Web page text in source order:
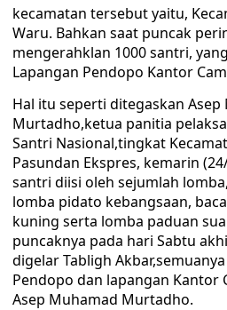
kecamatan tersebut yaitu,
Waru. Bahkan saat puncak
mengerahklan 1000 santri,
Lapangan Pendopo Kantor
Hal itu seperti ditegaskan Asep
Murtadho,ketua panitia
Santri Nasional,tingkat
Pasundan Ekspres, kemarin
santri diisi oleh sejumlah
lomba pidato kebangsaan,
kuning serta lomba paduan
puncaknya pada hari Sabtu
digelar Tabligh
Pendopo dan lapangan Kantor
Asep Muhamad Murtadho.